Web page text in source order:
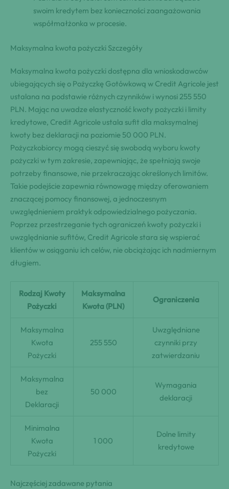
swoim kredytem bez konieczności zaangażowania
współmałżonka w procesie.
Maksymalna kwota pożyczki Szczegóły
Maksymalna kwota pożyczki dostępna dla wnioskodawców
ubiegających się o Pożyczkę Gotówkową w Credit Agricole jest
ustalana na podstawie różnych czynników i wynosi 255 550
PLN. Mając na uwadze elastyczność kwoty pożyczki i limity
kredytowe, Credit Agricole ustala sufit dla maksymalnej
kwoty bez deklaracji na poziomie 50 000 PLN.
Pożyczkobiorcy mogą cieszyć się swobodą wyboru kwoty
pożyczki w tym zakresie, zapewniając, że spełniają swoje
potrzeby finansowe, nie przekraczając określonych limitów.
Takie podejście zapewnia równowagę między oferowaniem
znaczącej pomocy finansowej, a jednoczesnym
uwzględnieniem praktyk odpowiedzialnego pożyczania.
Poprzez przestrzeganie tych ograniczeń kwoty pożyczki i
uwzględnianie sufitów, Credit Agricole stara się wspierać
klientów w osiąganiu ich celów, nie obciążając ich nadmiernym
długiem.
Rodzaj Kwoty
Pożyczki
Maksymalna
Kwota (PLN)
Ograniczenia
Maksymalna
Kwota
Pożyczki
255 550
Uwzględniane
czynniki przy
zatwierdzaniu
Maksymalna
bez
Deklaracji
50 000
Wymagania
deklaracji
Minimalna
Kwota
Pożyczki
1 000
Dolne limity
kredytowe
Najczęściej zadawane pytania